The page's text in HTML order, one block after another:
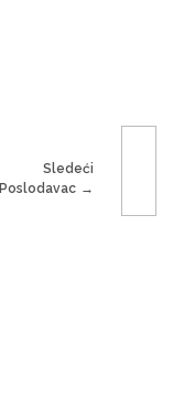
Sledeći
Poslodavac